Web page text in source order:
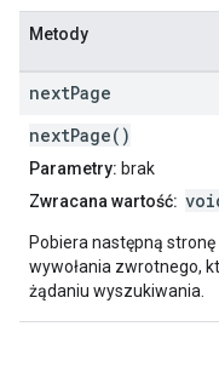
Metody
nextPage
nextPage()
Parametry: brak
Zwracana wartość:
Pobiera następną
wywołania zwrotnego,
żądaniu wyszukiwania.